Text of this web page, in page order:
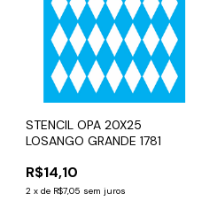
STENCIL OPA 20X25
LOSANGO GRANDE 1781
R$14,10
2 x de R$7,05 sem juros